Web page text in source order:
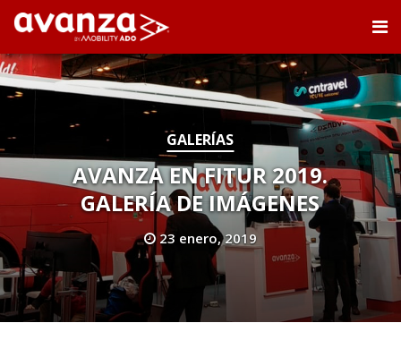
GALERÍAS
AVANZA EN FITUR 2019.
GALERÍA DE IMÁGENES
23 enero, 2019